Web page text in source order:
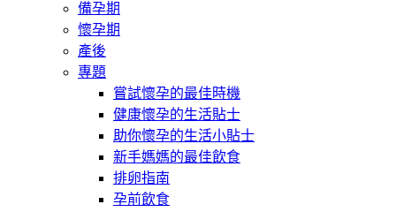
備孕期
懷孕期
產後
專題
嘗試懷孕的最佳時機
健康懷孕的生活貼士
助你懷孕的生活小貼士
新手媽媽的最佳飲食
排卵指南
孕前飲食